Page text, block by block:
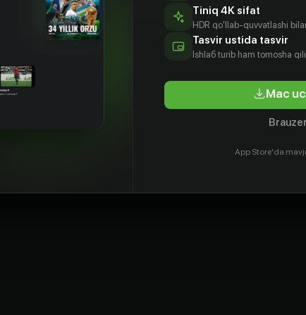
Сакалас
Aktyor
Tiniq 4K sifat
HDR qo'llab-quvvatlashi
Tasvir ustida tasvir
Ishlаб turib ham tomosha
Mac
App Store'da